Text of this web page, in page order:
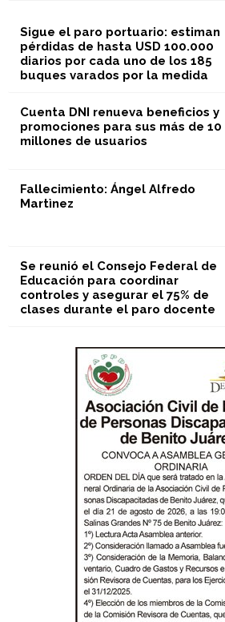
Sigue el paro portuario: estiman
pérdidas de hasta USD 100.000
diarios por cada uno de los 185
buques varados por la medida
Cuenta DNI renueva beneficios y
promociones para sus más de 10
millones de usuarios
Fallecimiento: Ángel Alfredo
Martìnez
Se reunió el Consejo Federal de
Educación para coordinar
controles y asegurar el 75% de
clases durante el paro docente